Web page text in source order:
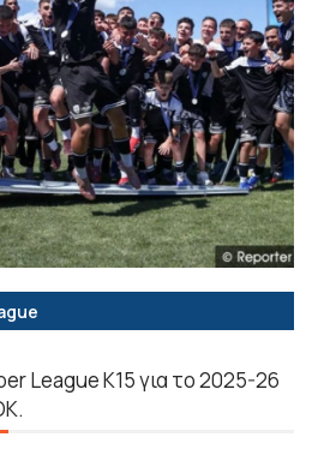
League K15 για το 2025-26